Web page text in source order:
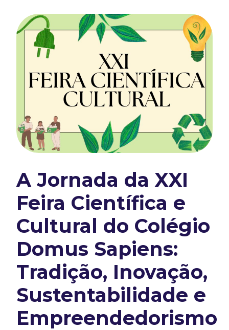
A Jornada da XXI
Feira Científica e
Cultural do Colégio
Domus Sapiens:
Tradição, Inovação,
Sustentabilidade e
Empreendedorismo